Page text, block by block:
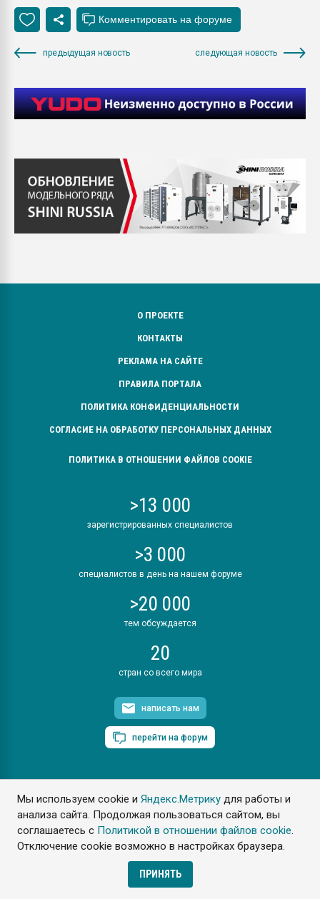
Мы используем cookie иЯндекс.Метрику для работы и
анализа сайта. Продолжая пользоваться сайтом, вы
соглашаетесь с Политикой в отношении файлов cookie.
Отключение cookie возможно в настройках браузера.
ПРИНЯТЬ
предыдущая новость следующая новость
О ПРОЕКТЕ
КОНТАКТЫ
РЕКЛАМА НА САЙТЕ
ПРАВИЛА ПОРТАЛА
ПОЛИТИКА КОНФИДЕНЦИАЛЬНОСТИ
СОГЛАСИЕ НА ОБРАБОТКУ ПЕРСОНАЛЬНЫХ ДАННЫХ
ПОЛИТИКА В ОТНОШЕНИИ ФАЙЛОВ COOKIE
>13 000
зарегистрированных специалистов
>3 000
специалистов в день на нашем форуме
>20 000
тем обсуждается
20
стран со всего мира
написать нам
перейти на форум
ПластЭксперт © 2006. Все права защищены
Разрешается копирование материалов сайта с обязательной
ссылкой на www.e-plastic.ru
Разработка сайта